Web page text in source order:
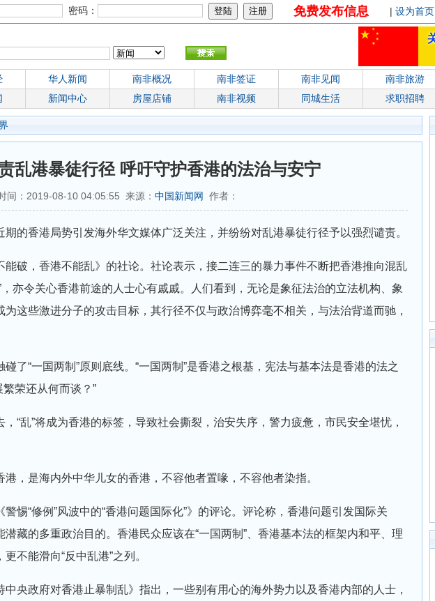
密码： 免费发布信息 | 设为首页
华人新闻 南非概况 南非签证 南非见闻 南非旅游
新闻中心 房屋店铺 南非视频 同城生活 求职招聘
乱港暴徒行径 呼吁守护香港的法治与安宁
间：2019-08-10 04:05:55 来源： 中国新闻网 作者：
的香港局势引发海外华文媒体广泛关注，并纷纷对乱港暴徒行径予以强烈谴责。
能破，香港不能乱》的社论。社论表示，接二连三的暴力事件不断把香港推向混乱
亦令关心香港前途的人士心有戚戚。人们看到，无论是象征法治的立法机构、象
这些激进分子的攻击目标，其行径不仅与政治博弈毫不相关，与法治背道而驰，
了“一国两制”原则底线。“一国两制”是香港之根基，宪法与基本法是香港的法之
繁荣还从何而谈？”
“乱”将成为香港的标签，导致社会撕裂，治安失序，警力疲惫，市民安全堪忧，
，是海内外中华儿女的香港，不容他者置喙，不容他者染指。
警惕“修例”风波中的“香港问题国际化”》的评论。评论称，香港问题引发国际关
藏的多重政治目的。香港民众应该在“一国两制”、香港基本法的框架内和平、理
不能滑向“反中乱港”之列。
中央政府对香港止暴制乱》指出，一些别有用心的海外势力以及香港内部的人士，